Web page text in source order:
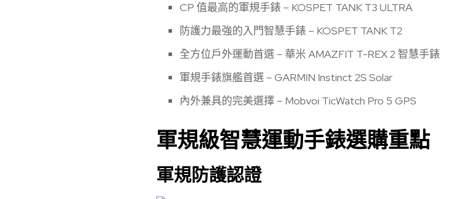
CP 值最高的軍規手錶 – KOSPET TANK T3 ULTRA
防護力最強的入門智慧手錶 – KOSPET TANK T2
全方位戶外運動首選 – 華米 AMAZFIT T-REX 2 智慧手錶
軍規手錶旗艦首選 – GARMIN Instinct 2S Solar
內外兼具的完美選擇 – Mobvoi TicWatch Pro 5 GPS
軍規級智慧運動手錶選購重點
軍規防護認證